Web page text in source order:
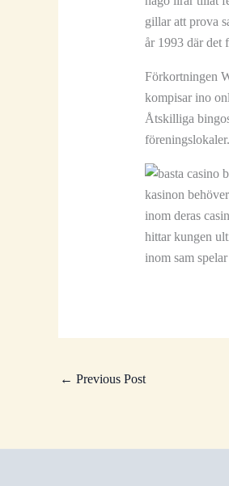
gillar att prova
år 1993 där det
Förkortningen
kompisar ino
Åtskilliga
kasinon
inom deras
hittar kungen
inom sam
← Previous Post